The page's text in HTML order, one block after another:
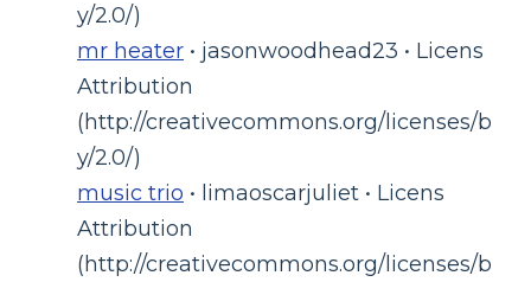
y/2.0/)
mr heater • jasonwoodhead23 • Licens
Attribution
(http://creativecommons.org/licenses/b
y/2.0/)
music trio • limaoscarjuliet • Licens
Attribution
(http://creativecommons.org/licenses/b